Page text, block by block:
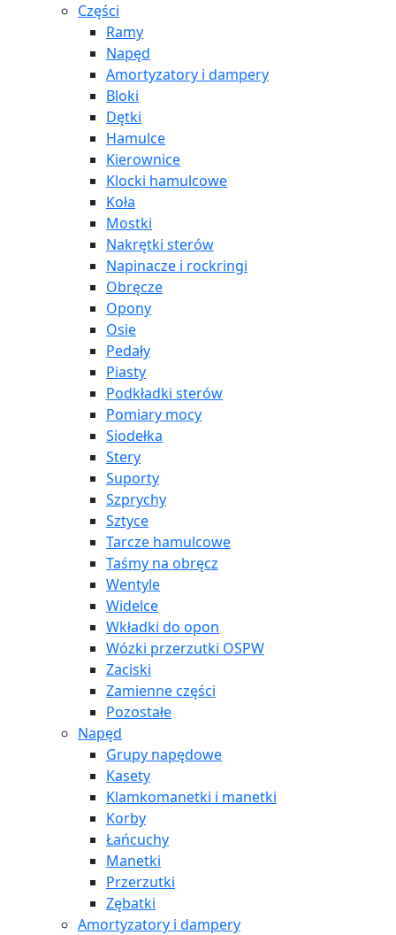
Części
Ramy
Napęd
Amortyzatory i dampery
Bloki
Dętki
Hamulce
Kierownice
Klocki hamulcowe
Koła
Mostki
Nakrętki sterów
Napinacze i rockringi
Obręcze
Opony
Osie
Pedały
Piasty
Podkładki sterów
Pomiary mocy
Siodełka
Stery
Suporty
Szprychy
Sztyce
Tarcze hamulcowe
Taśmy na obręcz
Wentyle
Widelce
Wkładki do opon
Wózki przerzutki OSPW
Zaciski
Zamienne części
Pozostałe
Napęd
Grupy napędowe
Kasety
Klamkomanetki i manetki
Korby
Łańcuchy
Manetki
Przerzutki
Zębatki
Amortyzatory i dampery